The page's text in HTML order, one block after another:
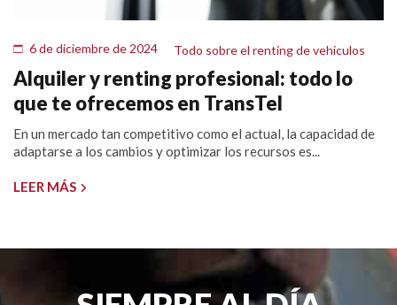
6 de diciembre de 2024 Todo sobre el renting de vehículos
Alquiler y renting profesional: todo lo
que te ofrecemos en TransTel
En un mercado tan competitivo como el actual, la capacidad de
adaptarse a los cambios y optimizar los recursos es...
LEER MÁS